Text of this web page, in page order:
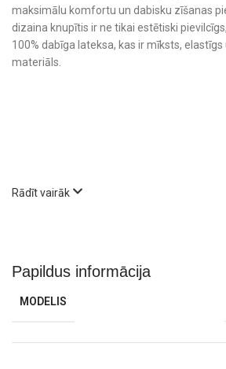
maksimālu komfortu un dabisku zīšanas
dizaina knupītis ir ne tikai estētiski
100% dabīga lateksa, kas ir mīksts,
materiāls.
Kāpēc izvēlēties Bibs
Rādīt vairāk
Papildus informācija
MODELIS